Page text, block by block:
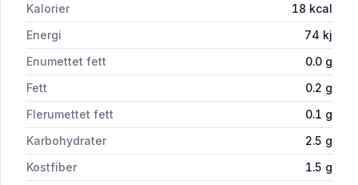
Kalorier 18 kcal
Energi
74 kj
Enumettet fett
0.0 g
Fett
0.2 g
Flerumettet fett
0.1 g
Karbohydrater
2.5 g
Kostfiber
1.5 g